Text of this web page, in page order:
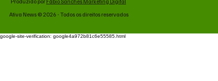
Ativa News © 2026 - Todos os direitos reservados
google-site-verification: google4a972b81c6e55585.html